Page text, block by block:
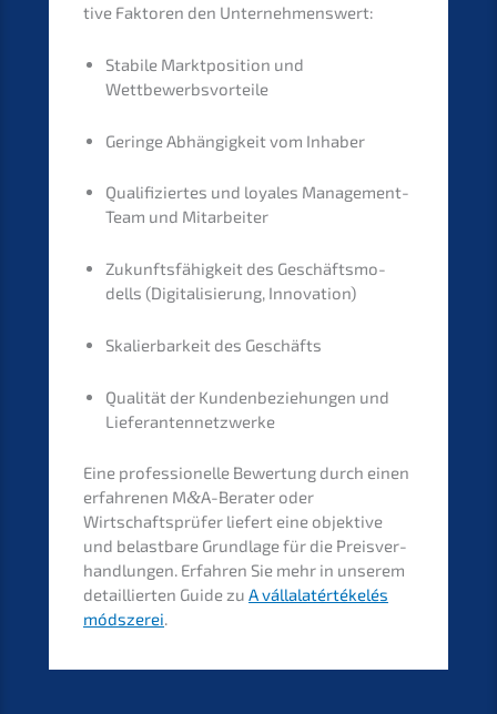
ti­ve Fakto­ren den Unternehmenswert:
Stabi­le Markt­po­si­ti­on und
Wettbewerbsvorteile
Gerin­ge Abhän­gig­keit vom Inhaber
Quali­fi­zier­tes und loyales Manage­ment-
Team und Mitarbeiter
Zukunfts­fä­hig­keit des Geschäfts­mo­
dells (Digita­li­sie­rung, Innovation)
Skalier­bar­keit des Geschäfts
Quali­tät der Kunden­be­zie­hun­gen und
Lieferantennetzwerke
Eine profes­sio­nel­le Bewer­tung durch einen
erfah­re­nen M&A-Berater oder
Wirtschafts­prü­fer liefert eine objek­ti­ve
und belast­ba­re Grund­la­ge für die Preis­ver­
hand­lun­gen. Erfah­ren Sie mehr in unserem
detail­lier­ten Guide zu A vállala­térté­kelés
módsze­rei.